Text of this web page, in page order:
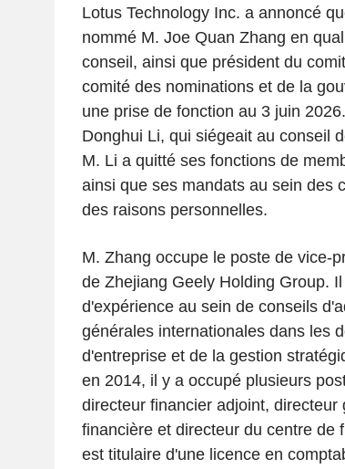
Lotus Technology Inc. a annoncé
nommé M. Joe Quan Zhang en
conseil, ainsi que président du
comité des nominations et de la
une prise de fonction au 3 juin
Donghui Li, qui siégeait au conseil
M. Li a quitté ses fonctions de
ainsi que ses mandats au sein des
des raisons personnelles.
M. Zhang occupe le poste de vice-
de Zhejiang Geely Holding Group.
d'expérience au sein de conseils
générales internationales dans les
d'entreprise et de la gestion
en 2014, il y a occupé plusieurs
directeur financier adjoint,
financière et directeur du centre de
est titulaire d'une licence en